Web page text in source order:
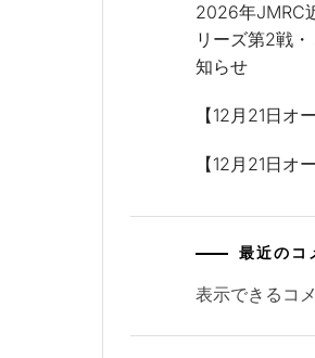
2026年JMRC
リーズ第2戦
知らせ
【12月21日オ
【12月21日オ
最近のコ
表示できるコ